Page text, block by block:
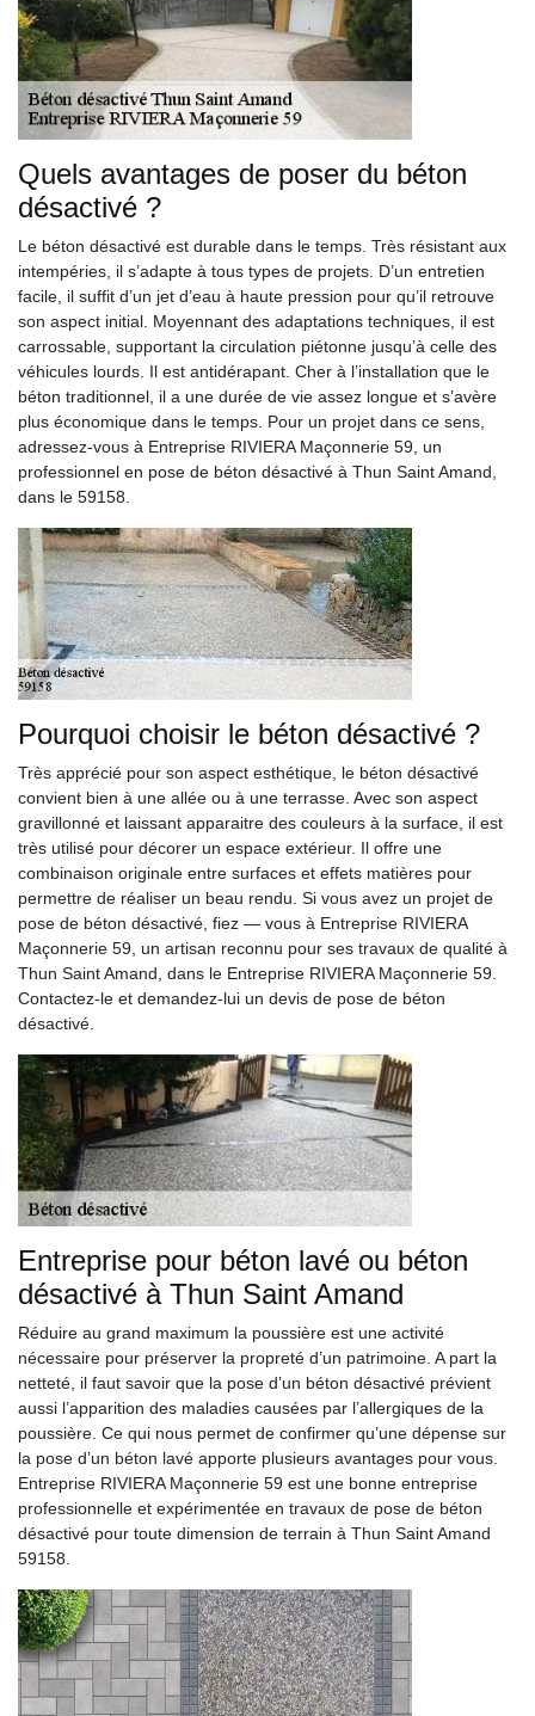
Quels avantages de poser du béton
désactivé ?
Le béton désactivé est durable dans le temps. Très résistant aux
intempéries, il s’adapte à tous types de projets. D’un entretien
facile, il suffit d’un jet d’eau à haute pression pour qu’il retrouve
son aspect initial. Moyennant des adaptations techniques, il est
carrossable, supportant la circulation piétonne jusqu’à celle des
véhicules lourds. Il est antidérapant. Cher à l’installation que le
béton traditionnel, il a une durée de vie assez longue et s’avère
plus économique dans le temps. Pour un projet dans ce sens,
adressez-vous à Entreprise RIVIERA Maçonnerie 59, un
professionnel en pose de béton désactivé à Thun Saint Amand,
dans le 59158.
Pourquoi choisir le béton désactivé ?
Très apprécié pour son aspect esthétique, le béton désactivé
convient bien à une allée ou à une terrasse. Avec son aspect
gravillonné et laissant apparaitre des couleurs à la surface, il est
très utilisé pour décorer un espace extérieur. Il offre une
combinaison originale entre surfaces et effets matières pour
permettre de réaliser un beau rendu. Si vous avez un projet de
pose de béton désactivé, fiez — vous à Entreprise RIVIERA
Maçonnerie 59, un artisan reconnu pour ses travaux de qualité à
Thun Saint Amand, dans le Entreprise RIVIERA Maçonnerie 59.
Contactez-le et demandez-lui un devis de pose de béton
désactivé.
Entreprise pour béton lavé ou béton
désactivé à Thun Saint Amand
Réduire au grand maximum la poussière est une activité
nécessaire pour préserver la propreté d’un patrimoine. A part la
netteté, il faut savoir que la pose d’un béton désactivé prévient
aussi l’apparition des maladies causées par l’allergiques de la
poussière. Ce qui nous permet de confirmer qu’une dépense sur
la pose d’un béton lavé apporte plusieurs avantages pour vous.
Entreprise RIVIERA Maçonnerie 59 est une bonne entreprise
professionnelle et expérimentée en travaux de pose de béton
désactivé pour toute dimension de terrain à Thun Saint Amand
59158.